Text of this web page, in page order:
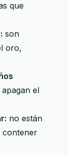
que
son
oro,
el
no están
contener